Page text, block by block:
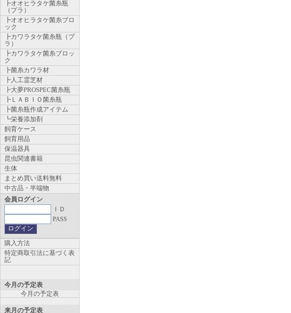
┣オオヒラタケ菌糸瓶
（プラ）
┣オオヒラタケ菌糸ブロ
ック
┣カワラタケ菌糸瓶（プ
ラ）
┣カワラタケ菌糸ブロッ
ク
┣菌糸カワラ材
┣人工霊芝材
┣大夢PROSPEC菌糸瓶
┣ＬＡＢＩＯ菌糸瓶
┣菌糸瓶作成アイテム
┗栄養添加剤
飼育ケース
飼育用品
保温器具
昆虫関連書籍
生体
まとめ買い送料無料
中古品・半端物
会員ログイン
ＩＤ
PASS
購入方法
特定商取引法に基づく表
記
今月の予定表
今月の予定表
来月の予定表